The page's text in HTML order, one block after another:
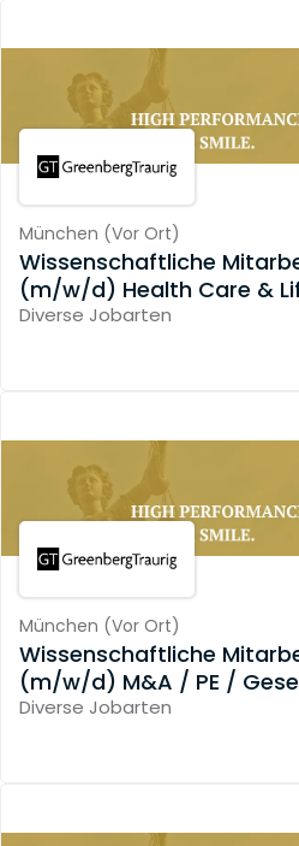
München (Vor Ort)
Wissenschaftliche
(m/w/d) Health Care &
Diverse Jobarten
München (Vor Ort)
Wissenschaftliche
(m/w/d) M&A / PE /
Diverse Jobarten